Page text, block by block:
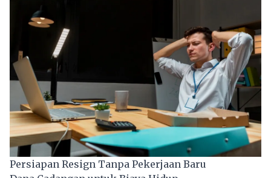
Persiapan Resign Tanpa Pekerjaan Baru